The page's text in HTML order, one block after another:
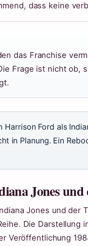
dass keine
das Franchise
Frage ist nicht ob,
Harrison Ford als
in Planung. Ein
Jones und
Jones und der
Die Darstellung
Veröffentlichung